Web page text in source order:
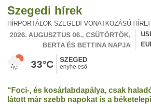
Szegedi hírek
HÍRPORTÁLOK SZEGEDI VONATKOZÁSÚ
2026. AUGUSZTUS 06., CSÜTÖRTÖK,
BERTA ÉS BETTINA NAPJA
33°C SZEGED
enyhe eső
“Foci-, és kosárlabdapálya, csak
látott már szebb napokat is a